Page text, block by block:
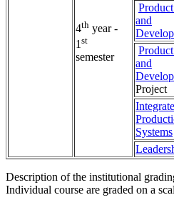
4th year -
1st
semester
and
and
Project
Systems
Description of the institutional
Individual course are graded on a